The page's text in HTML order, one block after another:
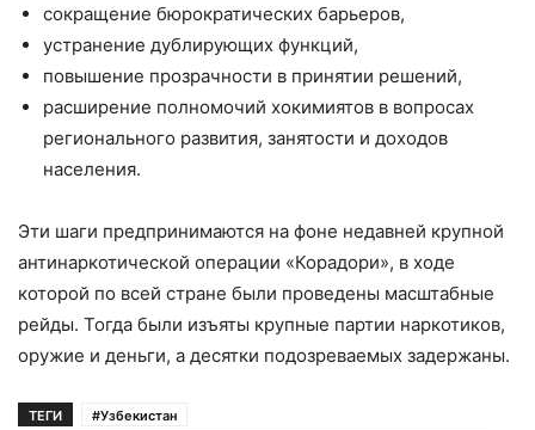
сокращение бюрократических барьеров,
устранение дублирующих функций,
повышение прозрачности в принятии решений,
расширение полномочий хокимиятов в вопросах
регионального развития, занятости и доходов
населения.
Эти шаги предпринимаются на фоне недавней крупной
антинаркотической операции «Корадори», в ходе
которой по всей стране были проведены масштабные
рейды. Тогда были изъяты крупные партии наркотиков,
оружие и деньги, а десятки подозреваемых задержаны.
ТЕГИ
#Узбекистан